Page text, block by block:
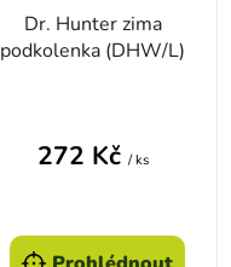
Dr. Hunter zima
podkolenka (DHW/L)
272 Kč / ks